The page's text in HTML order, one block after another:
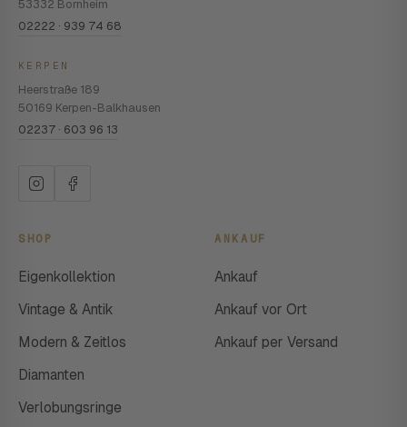
53332 Bornheim
02222 · 939 74 68
KERPEN
Heerstraße 189
50169 Kerpen-Balkhausen
02237 · 603 96 13
SHOP
Eigenkollektion
Vintage & Antik
Modern & Zeitlos
Diamanten
Verlobungsringe
ANKAUF
Ankauf
Ankauf vor Ort
Ankauf per Versand